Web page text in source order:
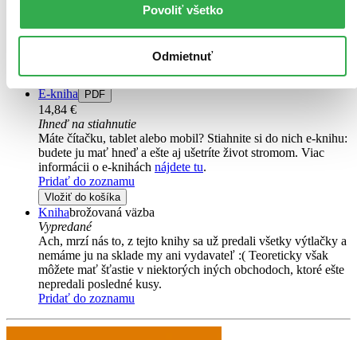
Povoliť všetko
Odmietnuť
teorie s praktickými ukázkami rodinných příběhů a terapeutických
problémů. Cílem je vysvětlit aplikaci teorie v konkrétních situacích.
E-kniha PDF
14,84 €
Ihneď na stiahnutie
Máte čítačku, tablet alebo mobil? Stiahnite si do nich e-knihu:
budete ju mať hneď a ešte aj ušetríte život stromom. Viac
informácii o e-knihách nájdete tu.
Pridať do zoznamu
Vložiť do košíka
Knihabrožovaná väzba
Vypredané
Ach, mrzí nás to, z tejto knihy sa už predali všetky výtlačky a
nemáme ju na sklade my ani vydavateľ :( Teoreticky však
môžete mať šťastie v niektorých iných obchodoch, ktoré ešte
nepredali posledné kusy.
Pridať do zoznamu